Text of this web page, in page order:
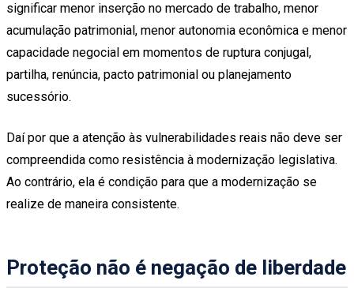
significar menor inserção no mercado de trabalho, menor
acumulação patrimonial, menor autonomia econômica e menor
capacidade negocial em momentos de ruptura conjugal,
partilha, renúncia, pacto patrimonial ou planejamento
sucessório.
Daí por que a atenção às vulnerabilidades reais não deve ser
compreendida como resistência à modernização legislativa.
Ao contrário, ela é condição para que a modernização se
realize de maneira consistente.
Proteção não é negação de liberdade